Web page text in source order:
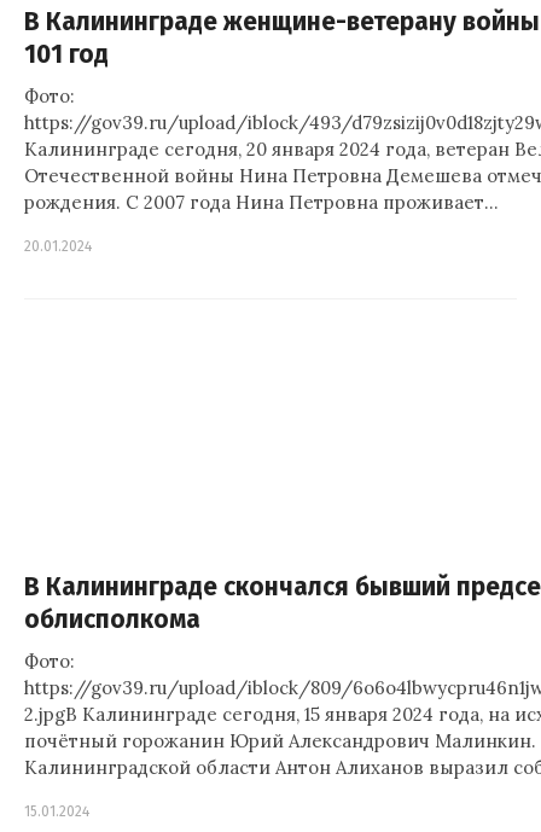
В Калининграде женщине-ветерану
101 год
Фото:
https://gov39.ru/upload/iblock/493/
Калининграде сегодня, 20 января 2024 года, ветеран
Отечественной войны Нина Петровна Демешева
рождения. С 2007 года Нина Петровна проживает…
20.01.2024
В Калининграде скончался бывший
облисполкома
Фото:
https://gov39.ru/upload/iblock/809/
2.jpgВ Калининграде сегодня, 15 января 2024 года, на
почётный горожанин Юрий Александрович Малинкин.
Калининградской области Антон Алиханов выразил
15.01.2024